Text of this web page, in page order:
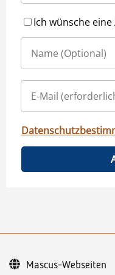
Ich wünsche
Mascus-Webseiten